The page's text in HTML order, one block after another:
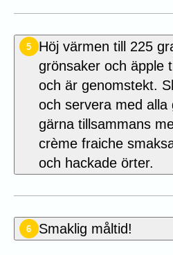
5
Höj värmen till 225
grönsaker och äpple
och är genomstekt.
och servera med alla
gärna tillsammans
crème fraiche
och hackade örter.
6 Smaklig måltid!